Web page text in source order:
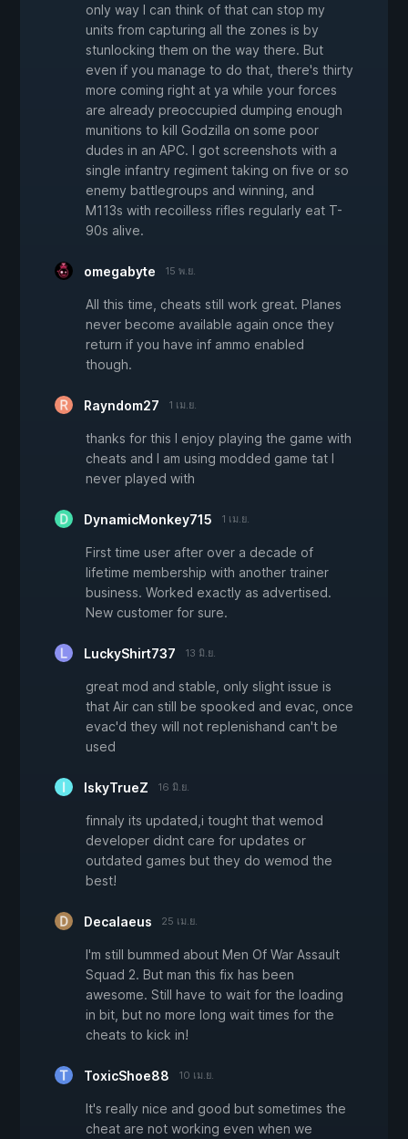
only way I can think of that can stop my
units from capturing all the zones is by
stunlocking them on the way there. But
even if you manage to do that, there's thirty
more coming right at ya while your forces
are already preoccupied dumping enough
munitions to kill Godzilla on some poor
dudes in an APC. I got screenshots with a
single infantry regiment taking on five or so
enemy battlegroups and winning, and
M113s with recoilless rifles regularly eat T-
90s alive.
omegabyte 15 พ.ย.
All this time, cheats still work great. Planes
never become available again once they
return if you have inf ammo enabled
though.
Rayndom27 1 เม.ย.
thanks for this I enjoy playing the game with
cheats and I am using modded game tat I
never played with
DynamicMonkey715 1 เม.ย.
First time user after over a decade of
lifetime membership with another trainer
business. Worked exactly as advertised.
New customer for sure.
LuckyShirt737 13 มิ.ย.
great mod and stable, only slight issue is
that Air can still be spooked and evac, once
evac'd they will not replenishand can't be
used
IskyTrueZ 16 มิ.ย.
finnaly its updated,i tought that wemod
developer didnt care for updates or
outdated games but they do wemod the
best!
Decalaeus 25 เม.ย.
I'm still bummed about Men Of War Assault
Squad 2. But man this fix has been
awesome. Still have to wait for the loading
in bit, but no more long wait times for the
cheats to kick in!
ToxicShoe88 10 เม.ย.
It's really nice and good but sometimes the
cheat are not working even when we